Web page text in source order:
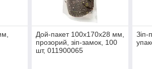
Дой-пакет 100х170х28 мм,
прозорий, зіп-замок, 100
шт, 011900065
Зіп-